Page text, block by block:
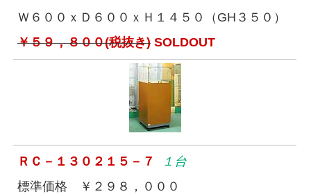
Ｗ６００ｘＤ６００ｘＨ１４５０（GH３５０）
￥５９，８００(税抜き) SOLDOUT
ＲＣ－１３０２１５－７
１台
標準価格 ￥２９８，０００